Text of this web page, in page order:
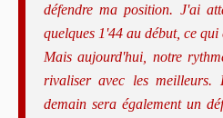
défendre ma position. J'ai
quelques 1'44 au début, ce
Mais aujourd'hui, notre
rivaliser avec les meilleurs.
demain sera également un